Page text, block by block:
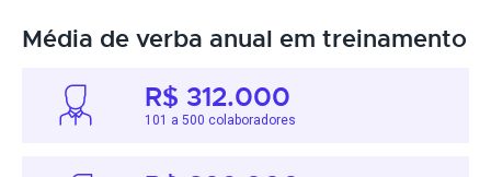
Média de verba anual em treinamento
R$ 312.000
101 a 500 colaboradores